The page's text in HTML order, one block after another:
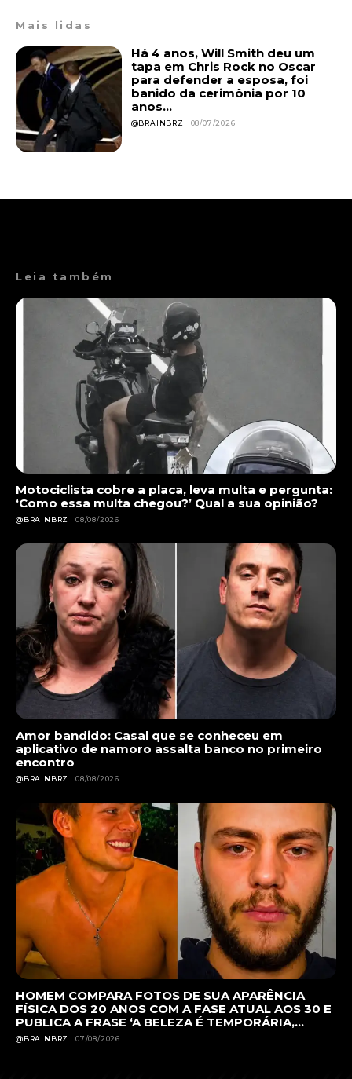
Mais lidas
Há 4 anos, Will Smith deu um
tapa em Chris Rock no Oscar
para defender a esposa, foi
banido da cerimônia por 10
anos...
@BRAINBRZ 08/07/2026
Leia também
Motociclista cobre a placa, leva multa e pergunta:
‘Como essa multa chegou?’ Qual a sua opinião?
@BRAINBRZ 08/08/2026
Amor bandido: Casal que se conheceu em
aplicativo de namoro assalta banco no primeiro
encontro
@BRAINBRZ 08/08/2026
HOMEM COMPARA FOTOS DE SUA APARÊNCIA
FÍSICA DOS 20 ANOS COM A FASE ATUAL AOS 30 E
PUBLICA A FRASE ‘A BELEZA É TEMPORÁRIA,...
@BRAINBRZ 07/08/2026